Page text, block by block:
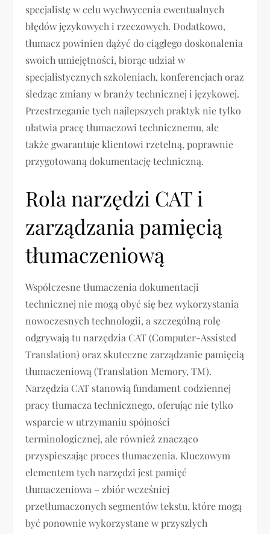
specjalistę w celu wychwycenia ewentualnych
błędów językowych i rzeczowych. Dodatkowo,
tłumacz powinien dążyć do ciągłego doskonalenia
swoich umiejętności, biorąc udział w
specjalistycznych szkoleniach, konferencjach oraz
śledząc zmiany w branży technicznej i językowej.
Przestrzeganie tych najlepszych praktyk nie tylko
ułatwia pracę tłumaczowi technicznemu, ale
także gwarantuje klientowi rzetelną, poprawnie
przygotowaną dokumentację techniczną.
Rola narzędzi CAT i
zarządzania pamięcią
tłumaczeniową
Współczesne tłumaczenia dokumentacji
technicznej nie mogą obyć się bez wykorzystania
nowoczesnych technologii, a szczególną rolę
odgrywają tu narzędzia CAT (Computer-Assisted
Translation) oraz skuteczne zarządzanie pamięcią
tłumaczeniową (Translation Memory, TM).
Narzędzia CAT stanowią fundament codziennej
pracy tłumacza technicznego, oferując nie tylko
wsparcie w utrzymaniu spójności
terminologicznej, ale również znacząco
przyspieszając proces tłumaczenia. Kluczowym
elementem tych narzędzi jest pamięć
tłumaczeniowa – zbiór wcześniej
przetłumaczonych segmentów tekstu, które mogą
być ponownie wykorzystane w przyszłych